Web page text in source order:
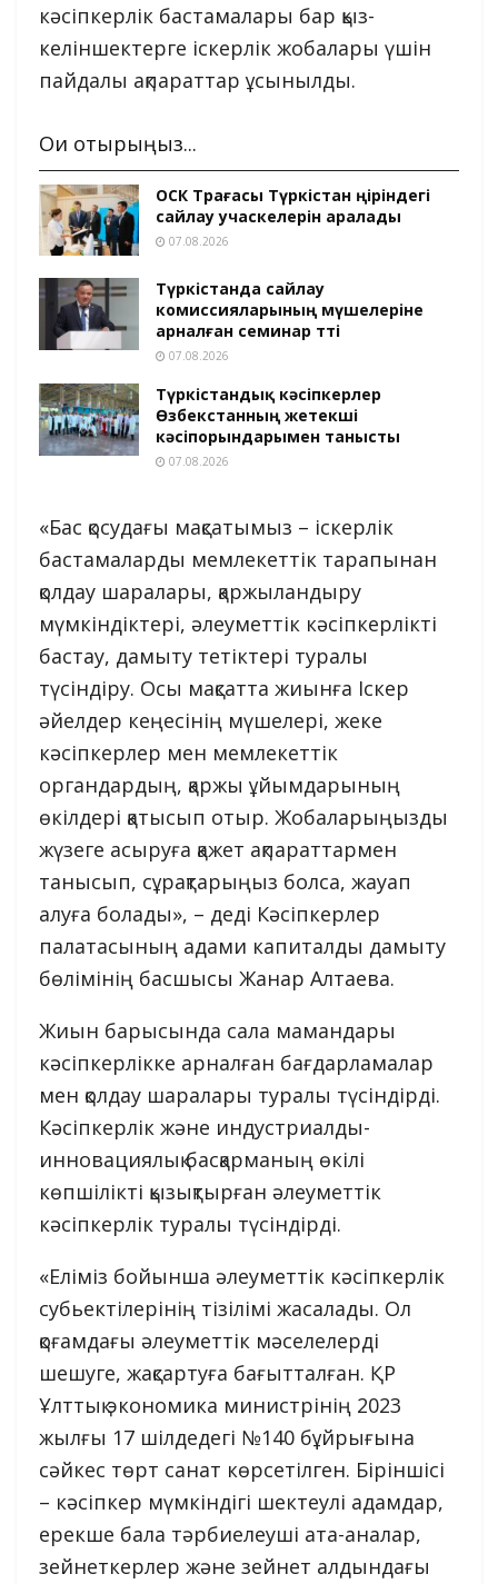
кәсіпкерлік бастамалары бар қыз-
келіншектерге іскерлік жобалары үшін
пайдалы ақпараттар ұсынылды.
Оқи отырыңыз...
ОСК Төрағасы Түркістан өңіріндегі
сайлау учаскелерін аралады
07.08.2026
Түркістанда сайлау
комиссияларының мүшелеріне
арналған семинар өтті
07.08.2026
Түркістандық кәсіпкерлер
Өзбекстанның жетекші
кәсіпорындарымен танысты
07.08.2026
«Бас қосудағы мақсатымыз – іскерлік
бастамаларды мемлекеттік тарапынан
қолдау шаралары, қаржыландыру
мүмкіндіктері, әлеуметтік кәсіпкерлікті
бастау, дамыту тетіктері туралы
түсіндіру. Осы мақсатта жиынға Іскер
әйелдер кеңесінің мүшелері, жеке
кәсіпкерлер мен мемлекеттік
органдардың, қаржы ұйымдарының
өкілдері қатысып отыр. Жобаларыңызды
жүзеге асыруға қажет ақпараттармен
танысып, сұрақтарыңыз болса, жауап
алуға болады», – деді Кәсіпкерлер
палатасының адами капиталды дамыту
бөлімінің басшысы Жанар Алтаева.
Жиын барысында сала мамандары
кәсіпкерлікке арналған бағдарламалар
мен қолдау шаралары туралы түсіндірді.
Кәсіпкерлік және индустриалды-
инновациялық басқарманың өкілі
көпшілікті қызықтырған әлеуметтік
кәсіпкерлік туралы түсіндірді.
«Еліміз бойынша әлеуметтік кәсіпкерлік
субьектілерінің тізілімі жасалады. Ол
қоғамдағы әлеуметтік мәселелерді
шешуге, жақсартуға бағытталған. ҚР
Ұлттық экономика министрінің 2023
жылғы 17 шілдедегі №140 бұйрығына
сәйкес төрт санат көрсетілген. Біріншісі
– кәсіпкер мүмкіндігі шектеулі адамдар,
ерекше бала тәрбиелеуші ата-аналар,
зейнеткерлер және зейнет алдындағы